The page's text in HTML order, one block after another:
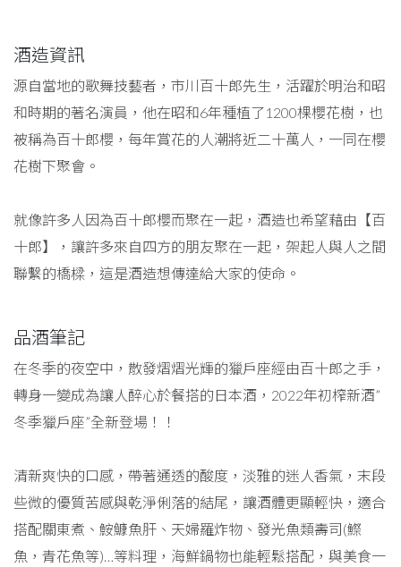
酒造資訊
源自當地的歌舞技藝者，市川百十郎先生，活躍於明治和昭
和時期的著名演員，他在昭和6年種植了1200棵櫻花樹，也
被稱為百十郎櫻，每年賞花的人潮將近二十萬人，一同在櫻
花樹下聚會。
就像許多人因為百十郎櫻而聚在一起，酒造也希望藉由【百
十郎】，讓許多來自四方的朋友聚在一起，架起人與人之間
聯繫的橋樑，這是酒造想傳達給大家的使命。
品酒筆記
在冬季的夜空中，散發熠熠光輝的獵戶座經由百十郎之手，
轉身一變成為讓人醉心於餐搭的日本酒，2022年初榨新酒”
冬季獵戶座”全新登場！！
清新爽快的口感，帶著通透的酸度，淡雅的迷人香氣，末段
些微的優質苦感與乾淨俐落的結尾，讓酒體更顯輕快，適合
搭配關東煮、鮟鱇魚肝、天婦羅炸物、發光魚類壽司(鰶
魚，青花魚等)…等料理，海鮮鍋物也能輕鬆搭配，與美食一